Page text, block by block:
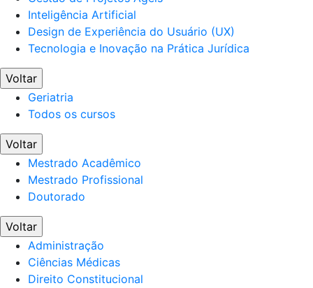
Inteligência Artificial
Design de Experiência do Usuário (UX)
Tecnologia e Inovação na Prática Jurídica
Voltar
Geriatria
Todos os cursos
Voltar
Mestrado Acadêmico
Mestrado Profissional
Doutorado
Voltar
Administração
Ciências Médicas
Direito Constitucional